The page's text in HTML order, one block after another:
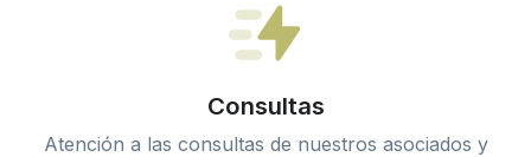
Consultas
Atención a las consultas de nuestros asociados y